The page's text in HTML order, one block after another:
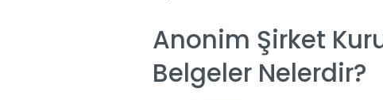
Anonim Şirket
Belgeler Nelerdir?